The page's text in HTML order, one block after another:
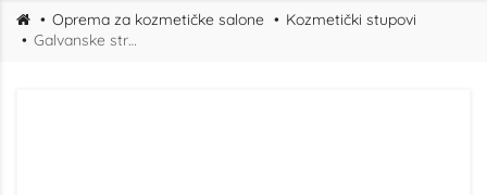
Oprema za kozmetičke salone
Kozmetički stupovi
Galvanske struje B stup